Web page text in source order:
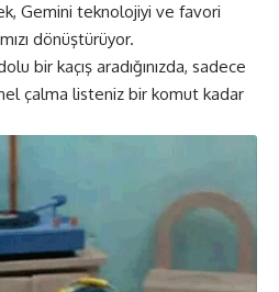
Gemini teknolojiyi ve favori
dönüştürüyor.
bir kaçış aradığınızda, sadece
çalma listeniz bir komut kadar